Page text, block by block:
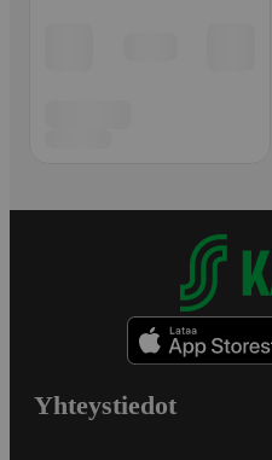
Yhteystiedot